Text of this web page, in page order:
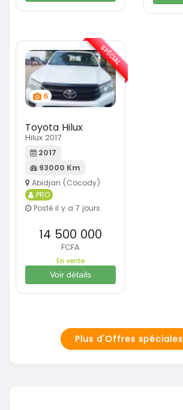
6
Toyota Hilux
Hilux 2017
2017
93000 Km
Abidjan (Cocody)
PRO
Posté il y a 7 jours
14 500 000
FCFA
En vente
Voir détails
SPÉCIAL
Plus d'Offres spéciales